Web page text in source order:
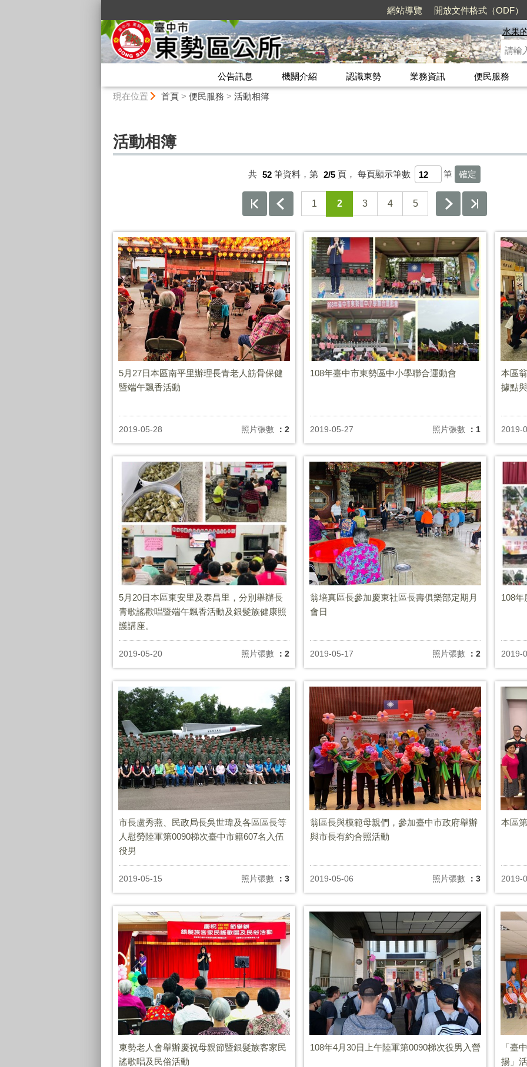
網站導覽 開放文件格式（ODF）
水果
公告訊息 機關介紹 認識東勢 業務資訊
便民服務
現在位置 首頁> 便民服務 > 活動相簿
活動相簿
共 52 筆資料，第 2/5 頁， 每頁顯示筆數 筆
1 2 3 4 5
5月27日本區南平里辦理長青老人筋骨保健
暨端午飄香活動
2019-05-28 照片張數 ：2
108年臺中市東勢區中小學聯合運動會
2019-05-27 照片張數 ：1
本區
據點
2019-
5月20日本區東安里及泰昌里，分別舉辦長
青歌謠歡唱暨端午飄香活動及銀髮族健康照
護講座。
2019-05-20 照片張數 ：2
翁培真區長參加慶東社區長壽俱樂部定期月
會日
2019-05-17 照片張數 ：2
108
2019-
市長盧秀燕、民政局長吳世瑋及各區區長等
人慰勞陸軍第0090梯次臺中市籍607名入伍
役男
2019-05-15 照片張數 ：3
翁區長與模範母親們，參加臺中市政府舉辦
與市長有約合照活動
2019-05-06 照片張數 ：3
本區
2019-
東勢老人會舉辦慶祝母親節暨銀髮族客家民
謠歌唱及民俗活動
108年4月30日上午陸軍第0090梯次役男入營
「臺
揚」